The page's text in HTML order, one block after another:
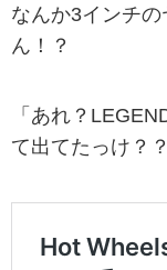
なんか3インチ
ん！？
「あれ？
て出てたっけ？